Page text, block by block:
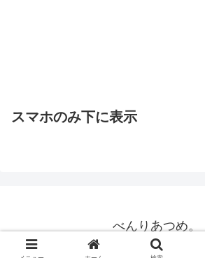
スマホのみ下に表示
べんりあつめ。
© 2015 べんりあつめ。.